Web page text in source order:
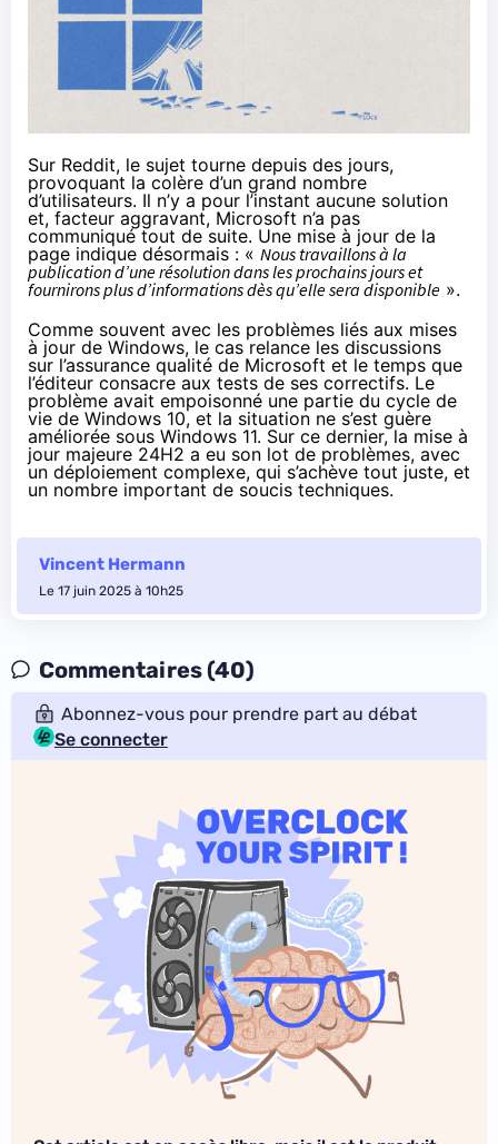
Sur Reddit, le sujet tourne depuis des jours,
provoquant la colère d’un grand nombre
d’utilisateurs. Il n’y a pour l’instant aucune solution
et, facteur aggravant, Microsoft n’a pas
communiqué tout de suite. Une mise à jour de la
page indique désormais : « Nous travaillons à la
publication d’une résolution dans les prochains jours et
fournirons plus d’informations dès qu’elle sera disponible ».
Comme souvent avec les problèmes liés aux mises
à jour de Windows, le cas relance les discussions
sur l’assurance qualité de Microsoft et le temps que
l’éditeur consacre aux tests de ses correctifs. Le
problème avait empoisonné une partie du cycle de
vie de Windows 10, et la situation ne s’est guère
améliorée sous Windows 11. Sur ce dernier, la mise à
jour majeure 24H2 a eu son lot de problèmes, avec
un déploiement complexe, qui s’achève tout juste, et
un nombre important de soucis techniques.
Vincent Hermann
Le 17 juin 2025 à 10h25
Commentaires (40)
Abonnez-vous pour prendre part au débat
Se connecter